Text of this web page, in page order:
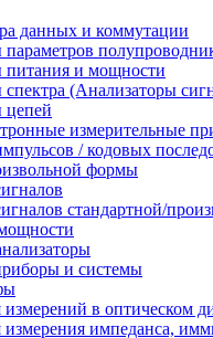
данных и коммутации
параметров
питания и мощности
(Анализаторы
цепей
измерительные
/ кодовых
формы
стандартной/
и системы
в оптическом
импеданса,